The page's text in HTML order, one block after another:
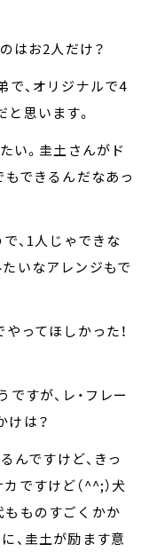
はお2人だけ？
で、オリジナルで4
思います。
い。圭土さんがド
もできるんだなあっ
、1人じゃできな
いなアレンジもで
ってほしかった！
すが、レ・フレー
けは？
んですけど、きっ
ですけど（^^;）犬
もものすごくかか
、圭土が励ます意